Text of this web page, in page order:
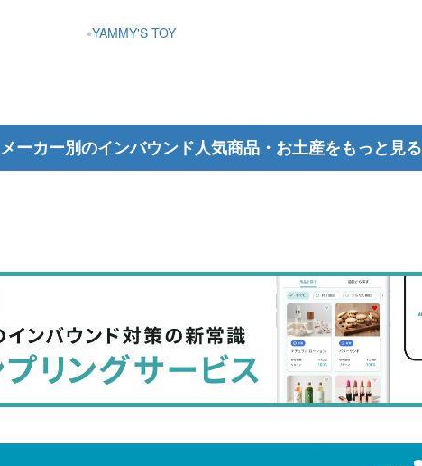
YAMMY'S TOY
メーカー別のインバウンド人気商品・お土産をもっと見る